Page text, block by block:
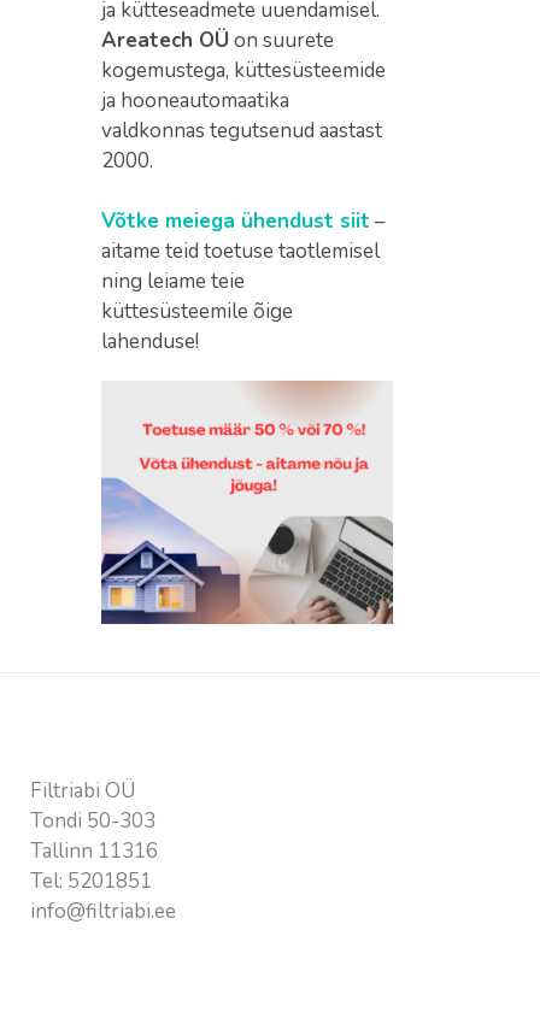
ja kütteseadmete uuendamisel.
Areatech OÜon suurete
kogemustega, küttesüsteemide
ja hooneautomaatika
valdkonnas tegutsenud aastast
2000.
Võtke meiega ühendust siit –
aitame teid toetuse taotlemisel
ning leiame teie
küttesüsteemile õige
lahenduse!
Filtriabi OÜ
Tondi 50-303
Tallinn 11316
Tel: 5201851
info@filtriabi.ee